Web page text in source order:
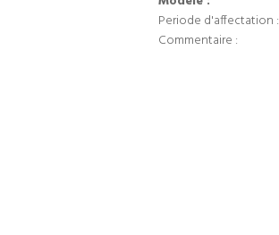
Periode d'affectation :
Commentaire :